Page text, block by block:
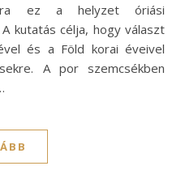
ez a helyzet óriási
kutatás célja, hogy választ
és a Föld korai éveivel
A por szemcsékben